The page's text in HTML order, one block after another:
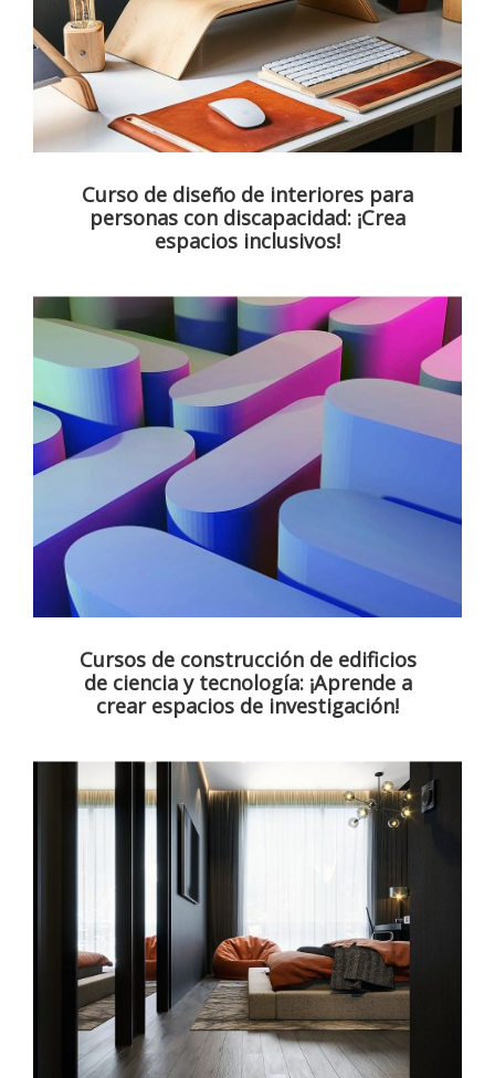
Curso de diseño de interiores para
personas con discapacidad: ¡Crea
espacios inclusivos!
Cursos de construcción de edificios
de ciencia y tecnología: ¡Aprende a
crear espacios de investigación!